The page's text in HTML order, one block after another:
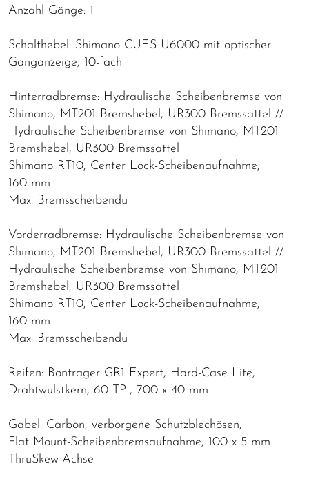
Anzahl Gänge: 1
Schalthebel: Shimano CUES U6000 mit optischer
Ganganzeige, 10-fach
Hinterradbremse: Hydraulische Scheibenbremse von
Shimano, MT201 Bremshebel, UR300 Bremssattel //
Hydraulische Scheibenbremse von Shimano, MT201
Bremshebel, UR300 Bremssattel
Shimano RT10, Center Lock-Scheibenaufnahme,
160 mm
Max. Bremsscheibendu
Vorderradbremse: Hydraulische Scheibenbremse von
Shimano, MT201 Bremshebel, UR300 Bremssattel //
Hydraulische Scheibenbremse von Shimano, MT201
Bremshebel, UR300 Bremssattel
Shimano RT10, Center Lock-Scheibenaufnahme,
160 mm
Max. Bremsscheibendu
Reifen: Bontrager GR1 Expert, Hard-Case Lite,
Drahtwulstkern, 60 TPI, 700 x 40 mm
Gabel: Carbon, verborgene Schutzblechösen,
Flat Mount-Scheibenbremsaufnahme, 100 x 5 mm
ThruSkew-Achse